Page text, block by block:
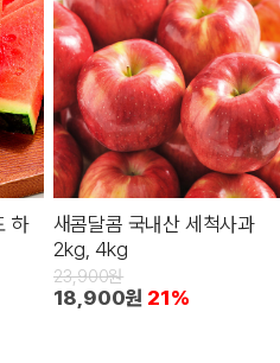
하
새콤달콤 국내산 세척사과
2kg, 4kg
23,900원
18,900원 21%